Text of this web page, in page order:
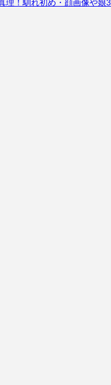
理！馴れ初め・顔画像や娘3